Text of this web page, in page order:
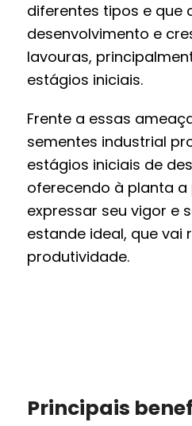
diferentes tipos e que
desenvolvimento e
lavouras,
estágios iniciais.
Frente a essas
sementes industrial
estágios iniciais de
oferecendo à planta
expressar seu vigor e
estande ideal, que vai
produtividade.
Principais